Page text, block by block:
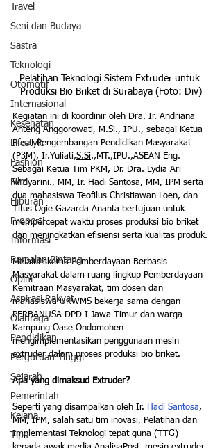
Travel
Seni dan Budaya
Sastra
Teknologi
Otomotif
Internasional
Kesehatan
Lifestyle
Fashion
Film
Hiburan
Properti
Informasi
Ramalan Bintang
Opini
Aspirasi Rakyat
Olahraga
Pendidikan
Perguruan Tinggi
Sejarah
Pemerintah
Kelana
Tips
Pelatihan Teknologi Sistem Extruder untuk
Produksi Bio Briket di Surabaya (Foto: Div)
Kegiatan ini di koordinir oleh Dra. Ir. Andriana
Anteng Anggorowati, M.Si., IPU., sebagai Ketua
Pusat Pengembangan Pendidikan Masyarakat
(P3M), Ir.Yuliati,S.Si.,MT.,IPU.,ASEAN Eng.
Sebagai Ketua Tim PKM, Dr. Dra. Lydia Ari
Widyarini., MM, Ir. Hadi Santosa, MM, IPM serta
dua mahasiswa Teofilus Christiawan Loen, dan
Titus Ogie Gazarda Ananta bertujuan untuk
mempercepat waktu proses produksi bio briket
dan meningkatkan efisiensi serta kualitas produk.
Melalui skema Pemberdayaan Berbasis
Masyarakat dalam ruang lingkup Pemberdayaan
Kemitraan Masyarakat, tim dosen dan
mahasiswa UKWMS bekerja sama dengan
PERBANUSA DPD I Jawa Timur dan warga
Kampung Oase Ondomohen
mengimplementasikan penggunaan mesin
extruder dalam proses produksi bio briket.
Apa yang dimaksud Extruder?
Seperti yang disampaikan oleh Ir. Hadi Santosa,
MM, IPM, salah satu tim inovasi, Pelatihan dan
Implementasi Teknologi tepat guna (TTG)